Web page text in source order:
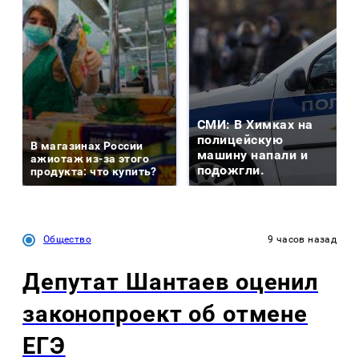
В магазинах России
ажиотаж из-за этого
продукта: что купить?
СМИ: В Химках на
полицейскую
машину напали и
подожгли.
Общество 9 часов назад
Депутат Шантаев оценил
законопроект об отмене
ЕГЭ